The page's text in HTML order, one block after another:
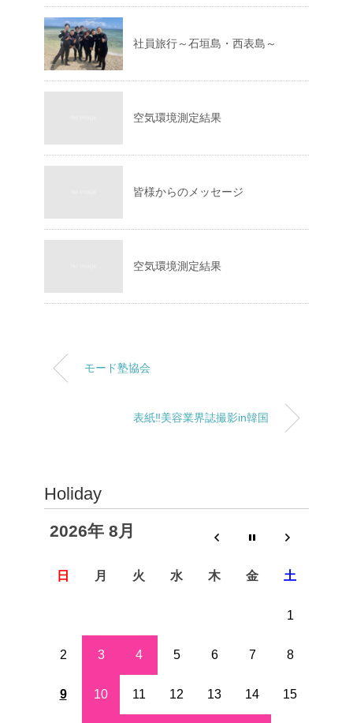
社員旅行～石垣島・西表島～
空気環境測定結果
皆様からのメッセージ
空気環境測定結果
モード塾協会
表紙‼︎美容業界誌撮影in韓国
Holiday
2026年 8月
日 月 火 水 木 金 土
1
2 3 4 5 6 7 8
9 10 11 12 13 14 15